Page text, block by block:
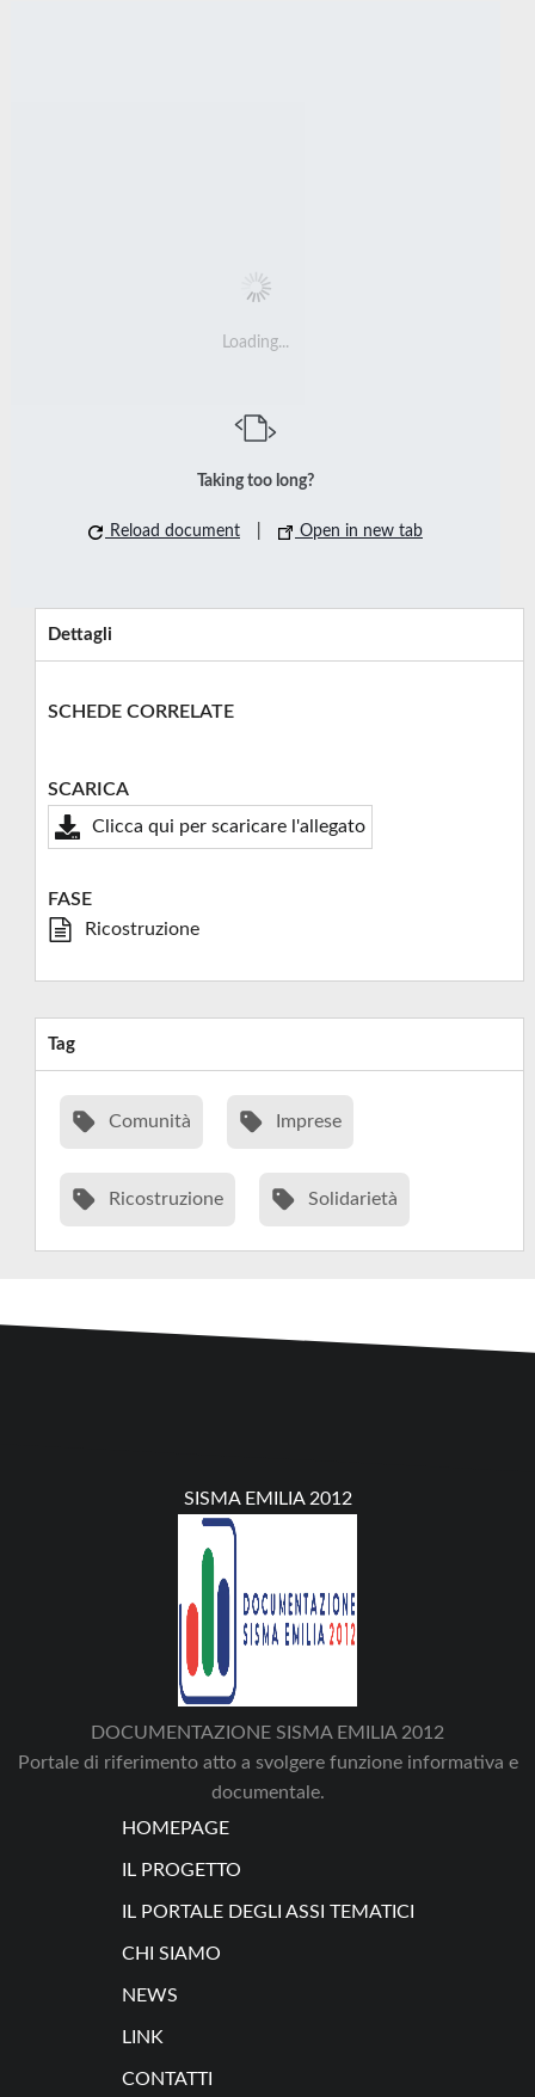
Loading...
Taking too long?
Reload document Open in new tab
Dettagli
SCHEDE CORRELATE
SCARICA
Clicca qui per scaricare l'allegato
FASE
Ricostruzione
Tag
Comunità Imprese
Ricostruzione Solidarietà
SISMA EMILIA 2012
DOCUMENTAZIONE SISMA EMILIA 2012
Portale di riferimento atto a svolgere funzione informativa e
documentale.
HOMEPAGE
IL PROGETTO
IL PORTALE DEGLI ASSI TEMATICI
CHI SIAMO
NEWS
LINK
CONTATTI